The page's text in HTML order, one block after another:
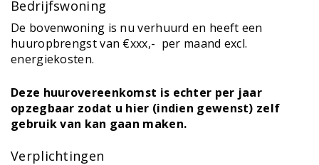
Bedrijfswoning
De bovenwoning is nu verhuurd en heeft een
huuropbrengst van €xxx,- per maand excl.
energiekosten.
Deze huurovereenkomst is echter per jaar
opzegbaar zodat u hier (indien gewenst) zelf
gebruik van kan gaan maken.
Verplichtingen